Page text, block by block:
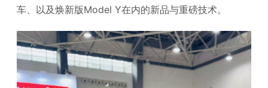
车、以及焕新版Model Y在内的新品与重磅技术。